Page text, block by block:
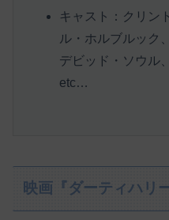
キャスト：クリン
ル・ホルブルック
デビッド・ソウル
etc…
映画『ダーティハリ